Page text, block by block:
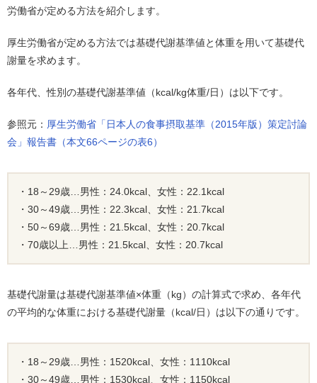
労働省が定める方法を紹介します。
厚生労働省が定める方法では基礎代謝基準値と体重を用いて基礎代
謝量を求めます。
各年代、性別の基礎代謝基準値（kcal/kg体重/日）は以下です。
参照元： 厚生労働省「日本人の食事摂取基準（2015年版）策定討論
会」報告書（本文66ページの表6）
・18～29歳…男性：24.0kcal、女性：22.1kcal
・30～49歳…男性：22.3kcal、女性：21.7kcal
・50～69歳…男性：21.5kcal、女性：20.7kcal
・70歳以上…男性：21.5kcal、女性：20.7kcal
基礎代謝量は基礎代謝基準値×体重（kg）の計算式で求め、各年代
の平均的な体重における基礎代謝量（kcal/日）は以下の通りです。
・18～29歳…男性：1520kcal、女性：1110kcal
・30～49歳…男性：1530kcal、女性：1150kcal